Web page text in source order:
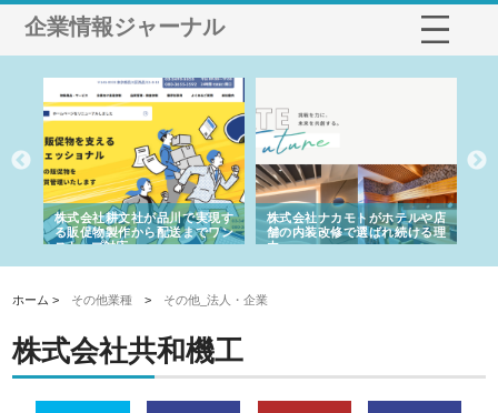
企業情報ジャーナル
株式会社耕文社が品川で実現す
る販促物製作から配送までワン
ストップ対応
株式会社ナカモトがホテルや店
舗の内装改修で選ばれ続ける理
由
ホーム > その他業種 > その他_法人・企業
株式会社共和機工